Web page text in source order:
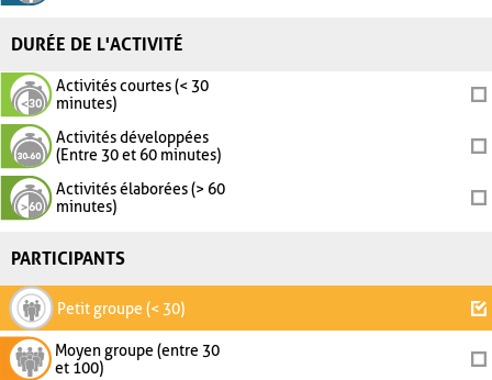
DURÉE DE L'ACTIVITÉ
Activités courtes (< 30
minutes)
Activités développées
(Entre 30 et 60 minutes)
Activités élaborées (> 60
minutes)
PARTICIPANTS
Petit groupe (< 30)
Moyen groupe (entre 30
et 100)